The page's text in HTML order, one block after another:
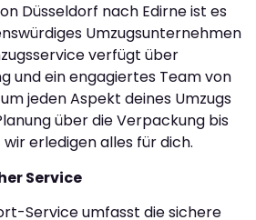
Düsseldorf nach Edirne ist es
Umzugsunternehmen
verfügt über
und ein engagiertes Team von
jeden Aspekt deines Umzugs
über die Verpackung bis
erledigen alles für dich.
Service
Service umfasst die sichere